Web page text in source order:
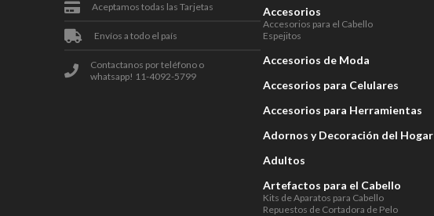
Aceptamos todas las Tarjetas
Envíos a todo el país
Contactanos por teléfono o
whatsapp! 11-4092-5799
Accesorios
Accesorios para el Cabello
Espejitos
Accesorios de Moda
Accesorios para Celulares
Accesorios para Herramientas
Adornos y Decoración del Hogar
Adultos
Artefactos para el Cabello
Kits de Aparatos para Cabello
Repuestos de Cortadora de Pelo